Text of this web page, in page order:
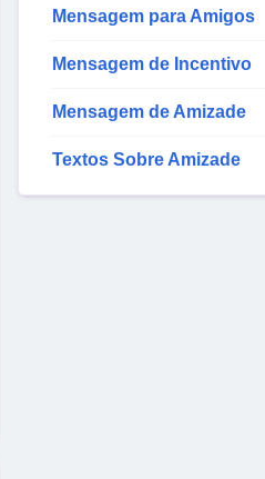
Mensagem para Amigos
Mensagem de Incentivo
Mensagem de Amizade
Textos Sobre Amizade